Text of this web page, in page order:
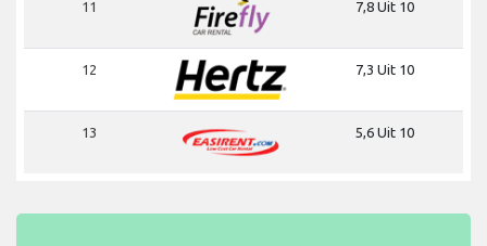
11 7,8 Uit 10
12 7,3 Uit 10
13 5,6 Uit 10